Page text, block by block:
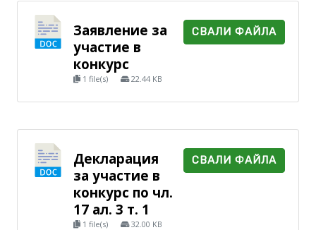
Заявление за
участие в
конкурс
1 file(s) 22.44 KB
СВАЛИ ФАЙЛА
Декларация
за участие в
конкурс по чл.
17 ал. 3 т. 1
1 file(s) 32.00 KB
СВАЛИ ФАЙЛА